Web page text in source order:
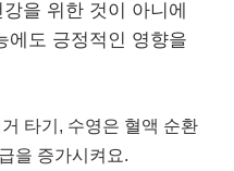
을 위한 것이 아니에
에도 긍정적인 영향을
타기, 수영은 혈액 순환
을 증가시켜요.